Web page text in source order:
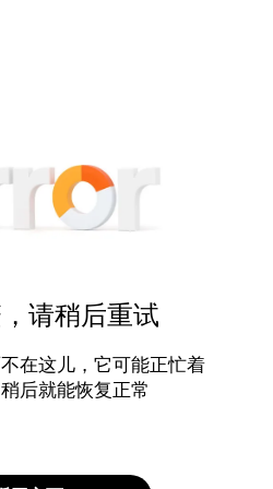
请稍后重试
在这儿，它可能正忙着
后就能恢复正常